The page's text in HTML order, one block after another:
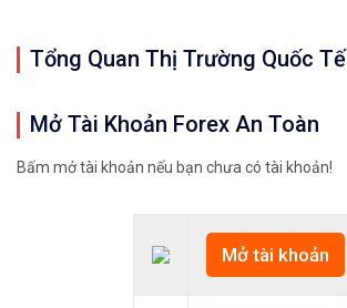
Tổng Quan Thị Trường Quốc Tế
Mở Tài Khoản Forex An Toàn
Bấm mở tài khoản nếu bạn chưa có tài khoản!
Mở tài khoản